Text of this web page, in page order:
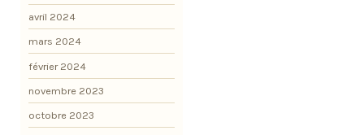
avril 2024
mars 2024
février 2024
novembre 2023
octobre 2023